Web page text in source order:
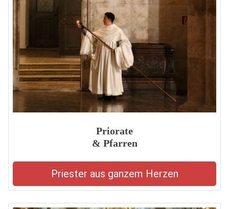
Priorate
& Pfarren
Priester aus ganzem Herzen